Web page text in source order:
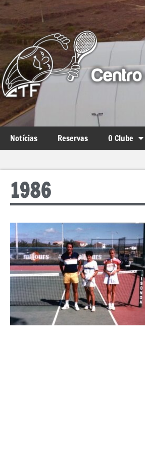
Notícias Reservas O Clube
1986